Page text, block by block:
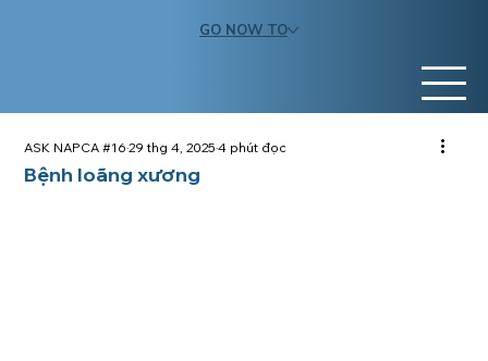
GO NOW TO
Bệnh loãng xương
ASK NAPCA #1629 thg 4, 20254 phút đọc